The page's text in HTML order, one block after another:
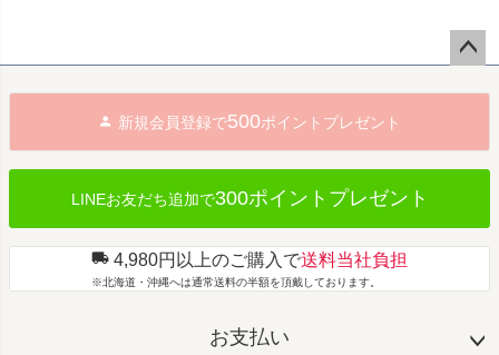
へ
新規会員登録で500ポイントプレゼント
LINEお友だち追加で300ポイントプレゼント
4,980円以上のご購入で送料当社負担
※北海道・沖縄へは通常送料の半額を頂戴しております。
お支払い